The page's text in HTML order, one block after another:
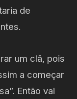
de
um clã, pois
a começar
Então vai